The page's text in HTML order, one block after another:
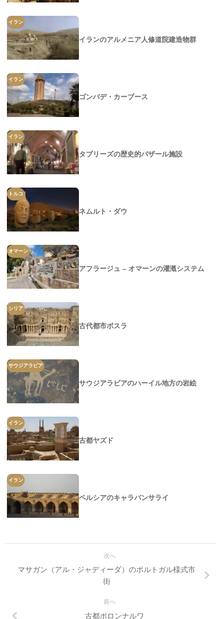
イラン
イランのアルメニア人修道院建造物群
イラン
ゴンバデ・カーブース
イラン
タブリーズの歴史的バザール施設
トルコ
ネムルト・ダウ
オマーン
アフラージュ – オマーンの灌漑システム
シリア
古代都市ボスラ
サウジアラビア
サウジアラビアのハーイル地方の岩絵
イラン
古都ヤズド
イラン
ペルシアのキャラバンサライ
次へ
マサガン（アル・ジャディーダ）のポルトガル様式市
街
前へ
古都ポロンナルワ